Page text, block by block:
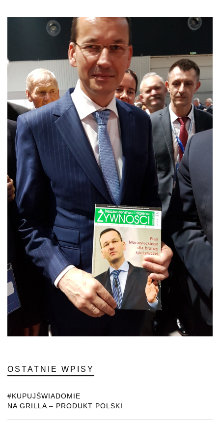
OSTATNIE WPISY
#KUPUJŚWIADOMIE
NA GRILLA – PRODUKT POLSKI